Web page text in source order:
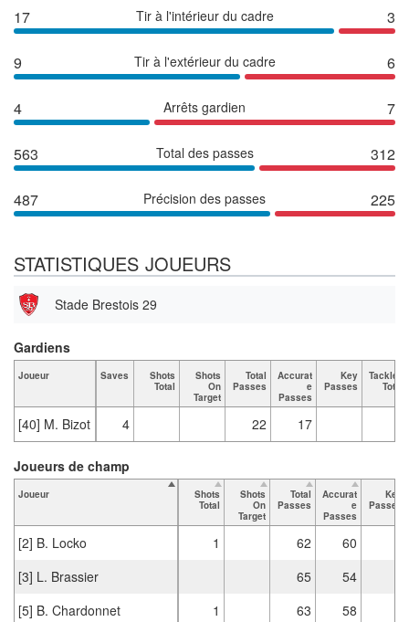
17 Tir à l'intérieur du cadre 3
9 Tir à l'extérieur du cadre 6
4 Arrêts gardien 7
563 Total des passes 312
487 Précision des passes 225
STATISTIQUES JOUEURS
Stade Brestois 29
Joueur Saves
Shots
Total
Shots
On
Target
Total
Passes
Accurat
e
Passes
Key
Passes
Tackles
Total
[40] M. Bizot 4 22 17
Gardiens
Joueur
Shots
Total
Shots
On
Target
Total
Passes
Accurat
e
Passes
Key
Passes
[2] B. Locko 1 62 60
[3] L. Brassier
65
54
[5] B. Chardonnet
1 63
58
Joueurs de champ